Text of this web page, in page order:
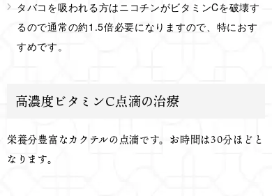
タバコを吸われる方はニコチンがビタミンCを破壊す
るので通常の約1.5倍必要になりますので、特におす
すめです。
高濃度ビタミンC点滴の治療
栄養分豊富なカクテルの点滴です。お時間は30分ほどと
なります。